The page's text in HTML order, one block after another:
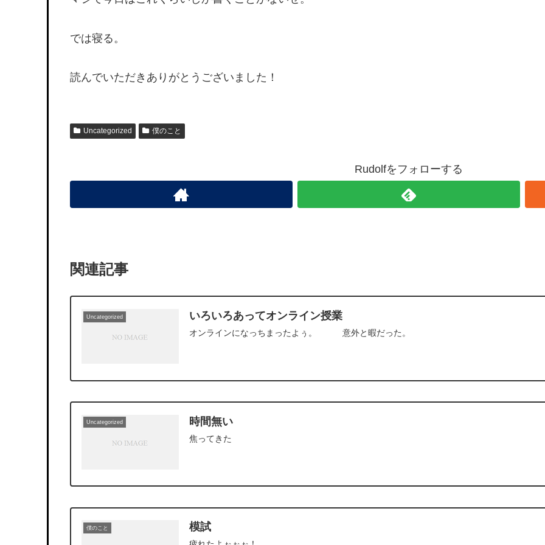
では寝る。
読んでいただきありがとうございました！
Uncategorized 僕のこと
Rudolfをフォローする
関連記事
Uncategorized いろいろあってオンライン授業
オンラインになっちまったよぅ。 意外と暇だった。
Uncategorized 時間無い
焦ってきた
僕のこと 模試